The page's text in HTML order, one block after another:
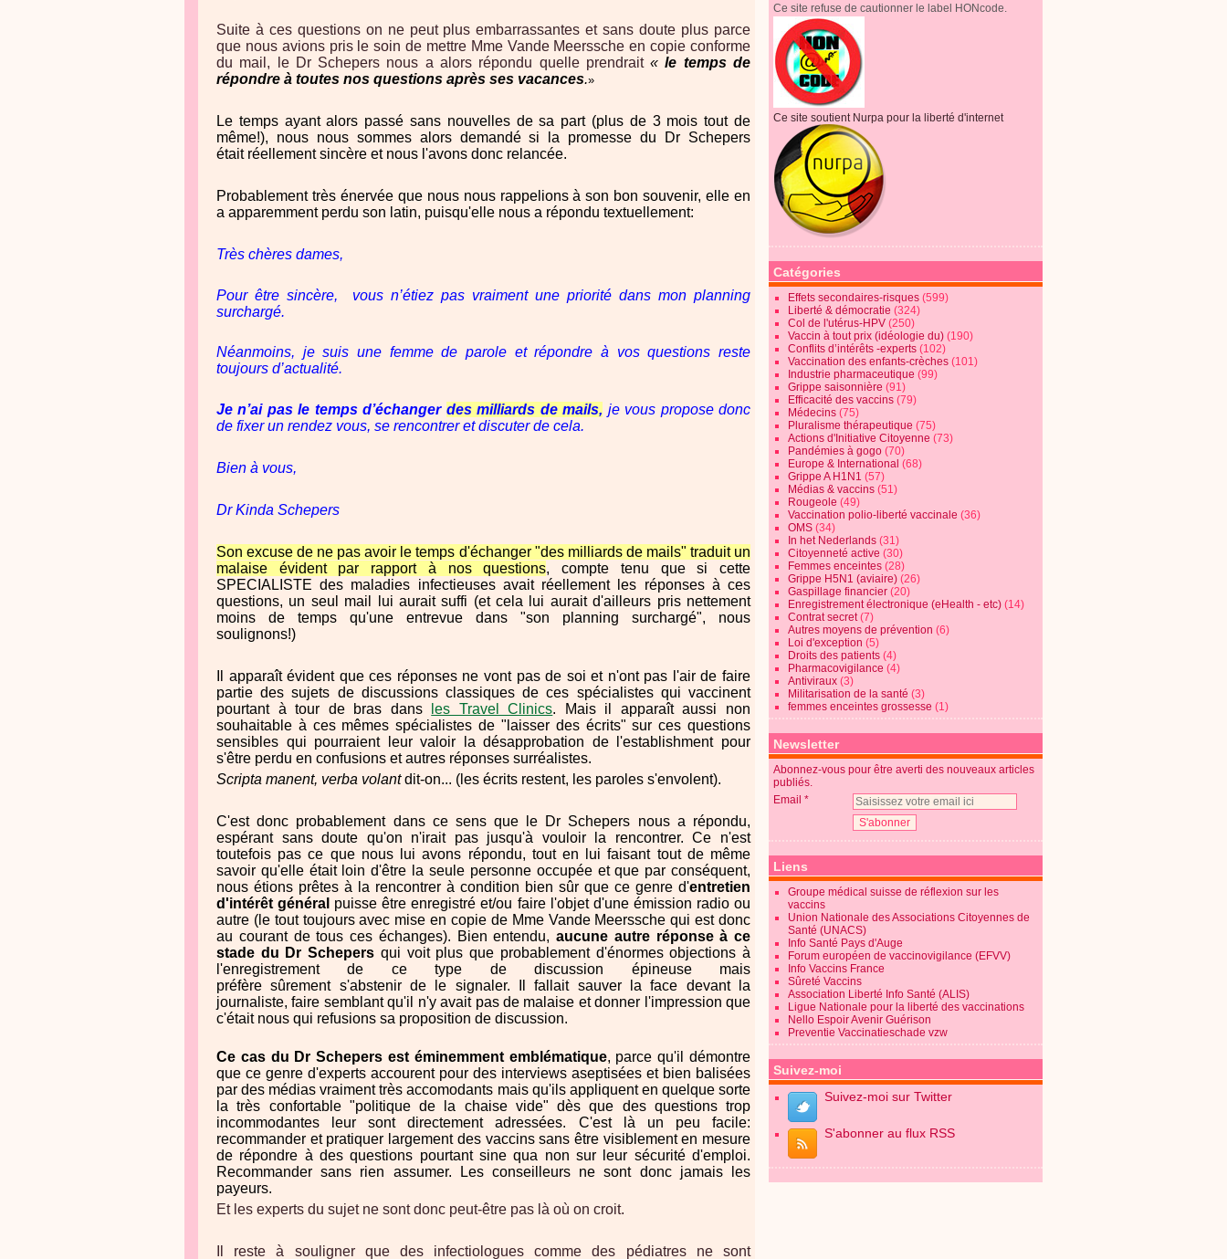
Suite à ces questions on ne peut plus embarrassantes et sans doute plus parce
que nous avions pris le soin de mettre Mme Vande Meerssche en copie conforme
du mail, le Dr Schepers nous a alors répondu quelle prendrait«le temps de
répondre à toutes nos questions après ses vacances.»
Le temps ayant alors passé sans nouvelles de sa part (plus de 3 mois tout de
même!), nous nous sommes alors demandé si la promesse du Dr Schepers
était réellement sincère et nous l'avons donc relancée.
Probablement très énervée que nous nous rappelions à son bon souvenir, elle en
a apparemment perdu son latin, puisqu'elle nous a répondu textuellement:
Très chères dames,
Pour être sincère, vous n’étiez pas vraiment une priorité dans mon planning
surchargé.
Néanmoins, je suis une femme de parole et répondre à vos questions reste
toujours d’actualité.
Je n’ai pas le temps d’échanger des milliards de mails, je vous propose donc
de fixer un rendez vous, se rencontrer et discuter de cela.
Bien à vous,
Dr Kinda Schepers
Son excuse de ne pas avoir le temps d'échanger "des milliards de mails" traduit un
malaise évident par rapport à nos questions, compte tenu que si cette
SPECIALISTE des maladies infectieuses avait réellement les réponses à ces
questions, un seul mail lui aurait suffi (et cela lui aurait d'ailleurs pris nettement
moins de temps qu'une entrevue dans "son planning surchargé", nous
soulignons!)
Il apparaît évident que ces réponses ne vont pas de soi et n'ont pas l'air de faire
partie des sujets de discussions classiques de ces spécialistes qui vaccinent
pourtant à tour de bras dans
les Travel Clinics. Mais il apparaît aussi non
souhaitable à ces mêmes spécialistes de "laisser des écrits" sur ces questions
sensibles qui pourraient leur valoir la désapprobation de l'establishment pour
s'être perdu en confusions et autres réponses surréalistes.
Scripta manent, verba volantdit-on... (les écrits restent, les paroles s'envolent).
C'est donc probablement dans ce sens que le Dr Schepers nous a répondu,
espérant sans doute qu'on n'irait pas jusqu'à vouloir la rencontrer. Ce n'est
toutefois pas ce que nous lui avons répondu, tout en lui faisant tout de même
savoir qu'elle était loin d'être la seule personne occupée et que par conséquent,
nous étions prêtes à la rencontrer à condition bien sûr que ce genre d'entretien
d'intérêt général puisse être enregistré et/ou faire l'objet d'une émission radio ou
autre (le tout toujours avec mise en copie de Mme Vande Meerssche qui est donc
au courant de tous ces échanges). Bien entendu, aucune autre réponse à ce
stade du Dr Schepers qui voit plus que probablement d'énormes objections à
l'enregistrement de ce type de discussion épineuse mais
préfère sûrement s'abstenir de le signaler. Il fallait sauver la face devant la
journaliste, faire semblant qu'il n'y avait pas de malaise et donner l'impression que
c'était nous qui refusions sa proposition de discussion.
Ce cas du Dr Schepers est éminemment emblématique, parce qu'il démontre
que ce genre d'experts accourent pour des interviews aseptisées et bien balisées
par des médias vraiment très accomodants mais qu'ils appliquent en quelque sorte
la très confortable "politique de la chaise vide" dès que des questions trop
incommodantes leur sont directement adressées. C'est là un peu facile:
recommander et pratiquer largement des vaccins sans être visiblement en mesure
de répondre à des questions pourtant sine qua non sur leur sécurité d'emploi.
Recommander sans rien assumer. Les conseilleurs ne sont donc jamais les
payeurs.
Et les experts du sujet ne sont donc peut-être pas là où on croit.
Il reste à souligner que des infectiologues comme des pédiatres ne sont
Ce site refuse de cautionner le label HONcode.
Ce site soutient Nurpa pour la liberté d'internet
Catégories
Effets secondaires-risques (599)
Liberté & démocratie (324)
Col de l'utérus-HPV (250)
Vaccin à tout prix (idéologie du) (190)
Conflits d’intérêts -experts (102)
Vaccination des enfants-crèches (101)
Industrie pharmaceutique (99)
Grippe saisonnière (91)
Efficacité des vaccins (79)
Médecins (75)
Pluralisme thérapeutique (75)
Actions d'Initiative Citoyenne (73)
Pandémies à gogo (70)
Europe & International (68)
Grippe A H1N1 (57)
Médias & vaccins (51)
Rougeole (49)
Vaccination polio-liberté vaccinale (36)
OMS (34)
In het Nederlands (31)
Citoyenneté active (30)
Femmes enceintes (28)
Grippe H5N1 (aviaire) (26)
Gaspillage financier (20)
Enregistrement électronique (eHealth - etc) (14)
Contrat secret(7)
Autres moyens de prévention (6)
Loi d'exception (5)
Droits des patients (4)
Pharmacovigilance (4)
Antiviraux (3)
Militarisation de la santé (3)
femmes enceintes grossesse (1)
Newsletter
Abonnez-vous pour être averti des nouveaux articles
publiés.
Email
Liens
Groupe médical suisse de réflexion sur les
vaccins
Union Nationale des Associations Citoyennes de
Santé (UNACS)
Info Santé Pays d'Auge
Forum européen de vaccinovigilance (EFVV)
Info Vaccins France
Sûreté Vaccins
Association Liberté Info Santé (ALIS)
Ligue Nationale pour la liberté des vaccinations
Nello Espoir Avenir Guérison
Preventie Vaccinatieschade vzw
Suivez-moi
Suivez-moi sur Twitter
S'abonner au flux RSS